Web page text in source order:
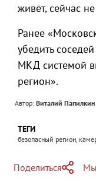
живёт, сейчас
Ранее
убедить
МКД системой
регион».
Автор: Виталий Папилкин
ТЕГИ
безопасный регион,
Поделиться
Мы